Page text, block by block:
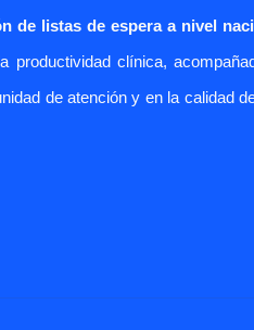
de listas de espera a nivel
productividad clínica,
de atención y en la calidad